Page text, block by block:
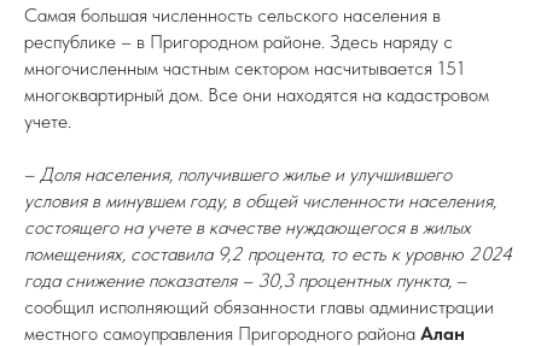
Самая большая численность сельского населения в
республике – в Пригородном районе. Здесь наряду с
многочисленным частным сектором насчитывается 151
многоквартирный дом. Все они находятся на кадастровом
учете.
– Доля населения, получившего жилье и улучшившего
условия в минувшем году, в общей численности населения,
состоящего на учете в качестве нуждающегося в жилых
помещениях, составила 9,2 процента, то есть к уровню 2024
года снижение показателя – 30,3 процентных пункта, –
сообщил исполняющий обязанности главы администрации
местного самоуправления Пригородного района Алан